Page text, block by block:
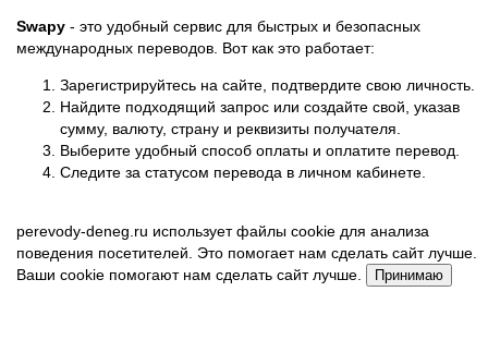
Swapy - это удобный сервис для быстрых и безопасных
международных переводов. Вот как это работает:
Зарегистрируйтесь на сайте, подтвердите свою личность.
Найдите подходящий запрос или создайте свой, указав
сумму, валюту, страну и реквизиты получателя.
Выберите удобный способ оплаты и оплатите перевод.
Следите за статусом перевода в личном кабинете.
perevody-deneg.ru использует файлы cookie для анализа
поведения посетителей. Это помогает нам сделать сайт лучше.
Ваши cookie помогают нам сделать сайт лучше.
Принимаю